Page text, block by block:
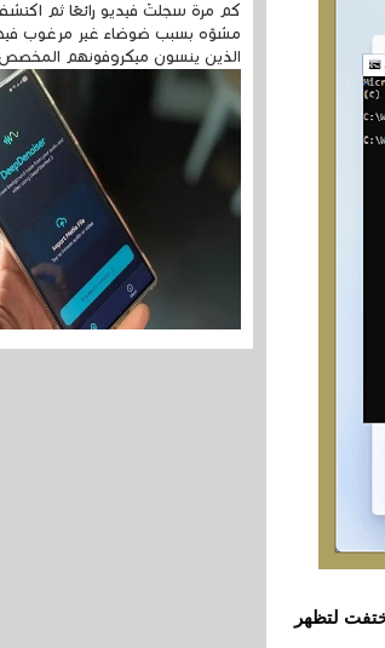
لتظهر
كم مرة سجلتَ فيديو رائعًا ثم
مشوّه بسبب ضوضاء غير مرغوب
الذين ينسون ميكروفونهم